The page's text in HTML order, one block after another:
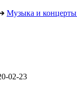
Музыка и концерты
02-23